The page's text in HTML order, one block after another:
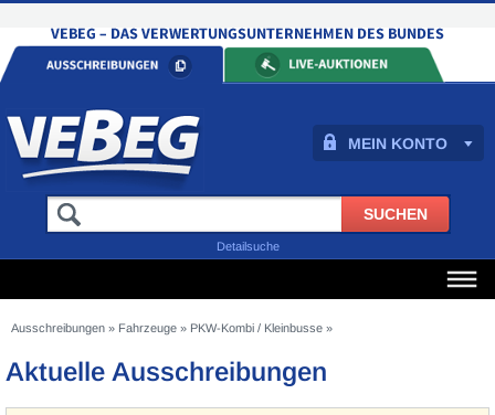
MEIN KONTO
Detailsuche
Ausschreibungen » Fahrzeuge » PKW-Kombi / Kleinbusse »
Aktuelle Ausschreibungen